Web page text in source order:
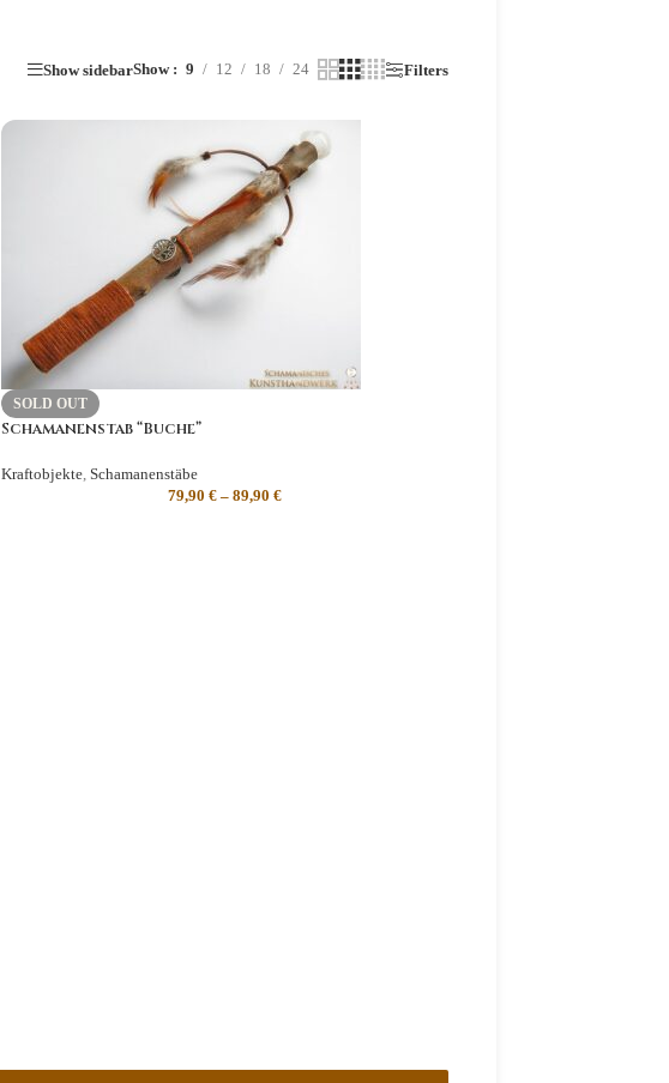
Show sidebarShow 9 12 18 24 Filters
SOLD OUT
Schamanenstab “Buche”
Kraftobjekte, Schamanenstäbe
79,90 €– 89,90 €